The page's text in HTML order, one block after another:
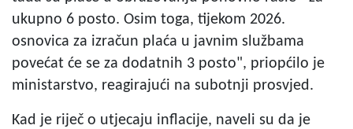
ukupno 6 posto. Osim toga, tijekom 2026.
osnovica za izračun plaća u javnim službama
povećat će se za dodatnih 3 posto", priopćilo je
ministarstvo, reagirajući na subotnji prosvjed.
Kad je riječ o utjecaju inflacije, naveli su da je